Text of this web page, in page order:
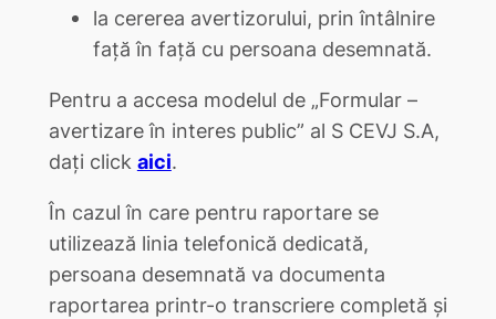
la cererea avertizorului, prin întâlnire
față în față cu persoana desemnată.
Pentru a accesa modelul de „Formular –
avertizare în interes public” al S CEVJ S.A,
dați click aici.
În cazul în care pentru raportare se
utilizează linia telefonică dedicată,
persoana desemnată va documenta
raportarea printr-o transcriere completă şi